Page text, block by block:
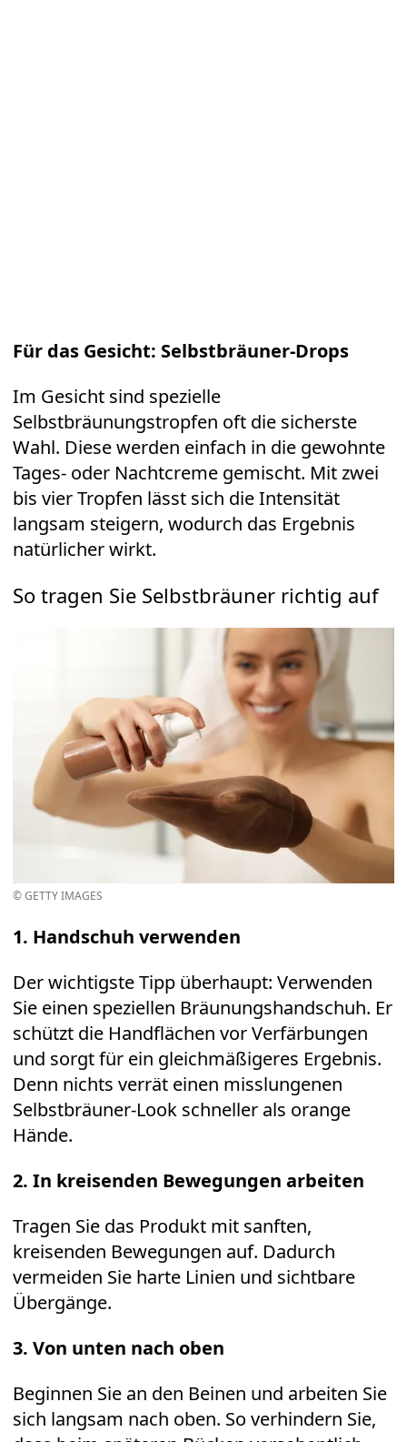
Für das Gesicht: Selbstbräuner-Drops
Im Gesicht sind spezielle
Selbstbräunungstropfen oft die sicherste
Wahl. Diese werden einfach in die gewohnte
Tages- oder Nachtcreme gemischt. Mit zwei
bis vier Tropfen lässt sich die Intensität
langsam steigern, wodurch das Ergebnis
natürlicher wirkt.
So tragen Sie Selbstbräuner richtig auf
© GETTY IMAGES
1. Handschuh verwenden
Der wichtigste Tipp überhaupt: Verwenden
Sie einen speziellen Bräunungshandschuh. Er
schützt die Handflächen vor Verfärbungen
und sorgt für ein gleichmäßigeres Ergebnis.
Denn nichts verrät einen misslungenen
Selbstbräuner-Look schneller als orange
Hände.
2. In kreisenden Bewegungen arbeiten
Tragen Sie das Produkt mit sanften,
kreisenden Bewegungen auf. Dadurch
vermeiden Sie harte Linien und sichtbare
Übergänge.
3. Von unten nach oben
Beginnen Sie an den Beinen und arbeiten Sie
sich langsam nach oben. So verhindern Sie,